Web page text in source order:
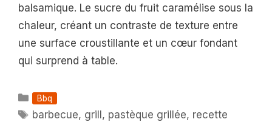
balsamique. Le sucre du fruit caramélise sous la
chaleur, créant un contraste de texture entre
une surface croustillante et un cœur fondant
qui surprend à table.
Catégories
Bbq
Étiquettes
barbecue, grill , pastèque grillée, recette